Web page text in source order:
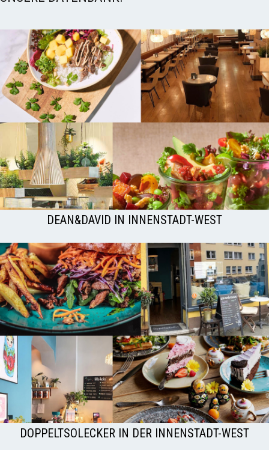
DEAN&DAVID IN INNENSTADT-WEST
DOPPELTSOLECKER IN DER INNENSTADT-WEST